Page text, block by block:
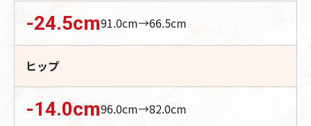
-24.5cm91.0cm→66.5cm
ヒップ
-14.0cm96.0cm→82.0cm